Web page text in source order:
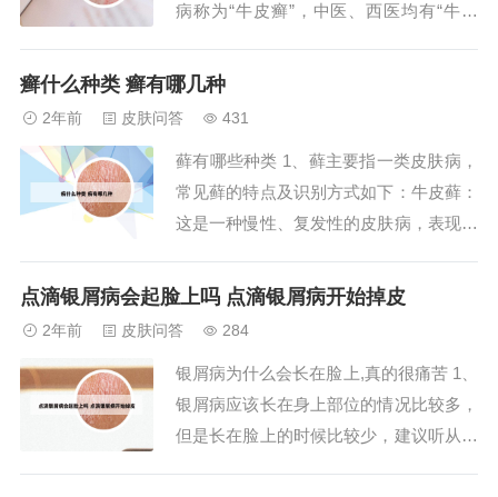
病称为“牛皮癣”，中医、西医均有“牛皮
中医学称呼的“牛皮癣”相当于西医学的“神
明显。2、牛皮癣和银屑病在某种意义上
认为...
癣什么种类 癣有哪几种
2年前 皮肤问答 431
藓有哪些种类 1、藓主要指一类皮肤病，
常见藓的特点及识别方式如下：牛皮藓：
这是一种慢性、复发性的皮肤病，表现为
点在于病情易于反复，常常受到自身免
皮炎藓：这种类型的藓与神经系统的功能
失调有关。2...
点滴银屑病会起脸上吗 点滴银屑病开始掉皮
2年前 皮肤问答 284
银屑病为什么会长在脸上,真的很痛苦 1、
银屑病应该长在身上部位的情况比较多，
但是长在脸上的时候比较少，建议听从医